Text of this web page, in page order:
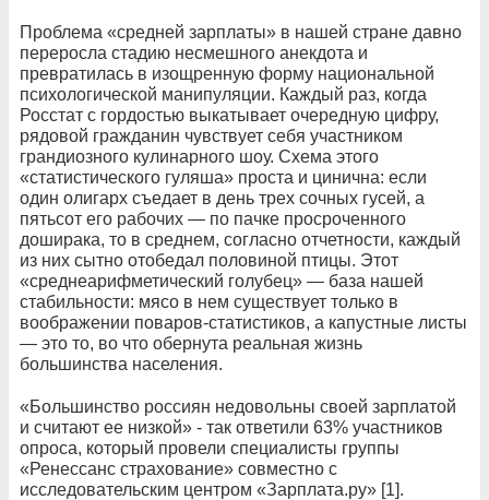
Проблема «средней зарплаты» в нашей стране давно
переросла стадию несмешного анекдота и
превратилась в изощренную форму национальной
психологической манипуляции. Каждый раз, когда
Росстат с гордостью выкатывает очередную цифру,
рядовой гражданин чувствует себя участником
грандиозного кулинарного шоу. Схема этого
«статистического гуляша» проста и цинична: если
один олигарх съедает в день трех сочных гусей, а
пятьсот его рабочих — по пачке просроченного
доширака, то в среднем, согласно отчетности, каждый
из них сытно отобедал половиной птицы. Этот
«среднеарифметический голубец» — база нашей
стабильности: мясо в нем существует только в
воображении поваров-статистиков, а капустные листы
— это то, во что обернута реальная жизнь
большинства населения.
«Большинство россиян недовольны своей зарплатой
и считают ее низкой» - так ответили 63% участников
опроса, который провели специалисты группы
«Ренессанс страхование» совместно с
исследовательским центром «Зарплата.ру» [1].